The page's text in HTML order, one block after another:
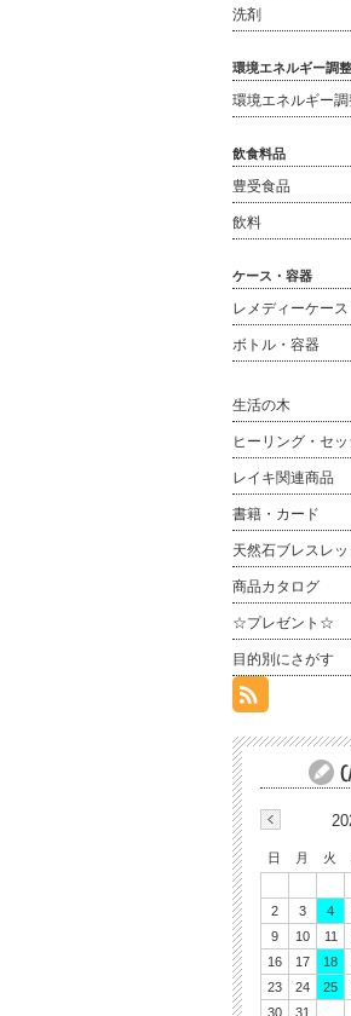
洗剤
環境エネルギー調整
環境エネルギー
飲食料品
豊受食品
飲料
ケース・容器
レメディーケー
ボトル・容器
生活の木
ヒーリング・セ
レイキ関連商品
書籍・カード
天然石ブレスレッ
商品カタログ
☆プレゼント☆
目的別にさがす
日 月 火
2
3 4
9
10 11
16
17 18
23
24 25
30
31